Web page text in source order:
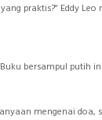
praktis?" Eddy
bersampul putih
mengenai doa,